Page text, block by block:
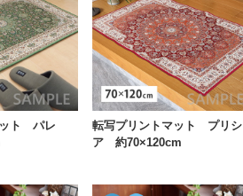
ト パレ
転写プリントマット プリシ
ア 約70×120cm